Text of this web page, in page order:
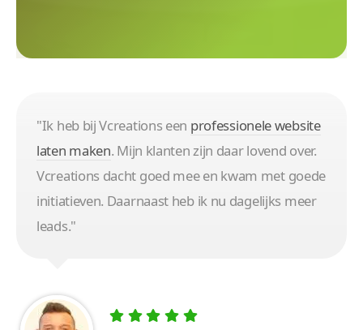
"Ik heb bij Vcreations een professionele website
laten maken. Mijn klanten zijn daar lovend over.
Vcreations dacht goed mee en kwam met goede
initiatieven. Daarnaast heb ik nu dagelijks meer
leads."